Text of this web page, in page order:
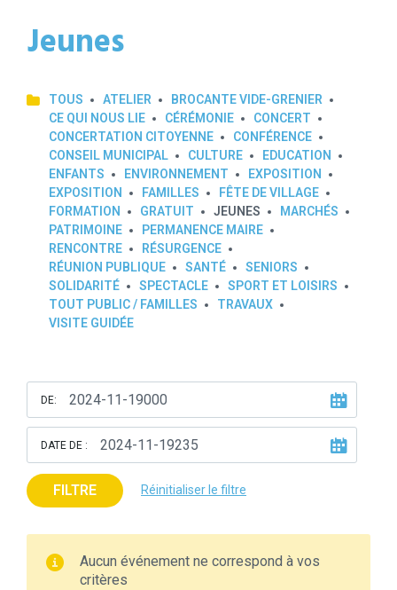
Jeunes
TOUS ATELIER
BROCANTE VIDE-GRENIER
CE QUI NOUS LIE
CÉRÉMONIE
CONCERT
CONCERTATION CITOYENNE
CONFÉRENCE
CONSEIL MUNICIPAL
CULTURE
EDUCATION
ENFANTS
ENVIRONNEMENT
EXPOSITION
EXPOSITION
FAMILLES
FÊTE DE VILLAGE
FORMATION
GRATUIT JEUNES
MARCHÉS
PATRIMOINE
PERMANENCE MAIRE
RENCONTRE
RÉSURGENCE
RÉUNION PUBLIQUE
SANTÉ
SENIORS
SOLIDARITÉ
SPECTACLE
SPORT ET LOISIRS
TOUT PUBLIC / FAMILLES
TRAVAUX
VISITE GUIDÉE
DE:
DATE DE :
FILTRE Réinitialiser le filtre
Aucun événement ne correspond à vos
critères